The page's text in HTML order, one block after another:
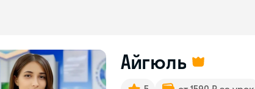
Айгюль